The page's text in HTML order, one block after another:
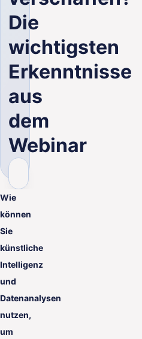
Die
wichtigsten
Erkenntnisse
aus
dem
Webinar
Wie
können
Sie
künstliche
Intelligenz
und
Datenanalysen
nutzen,
um